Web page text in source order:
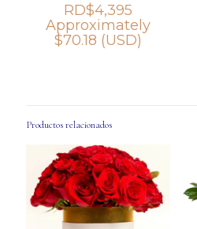
RD$4,395
Approximately
$70.18 (USD)
Productos relacionados